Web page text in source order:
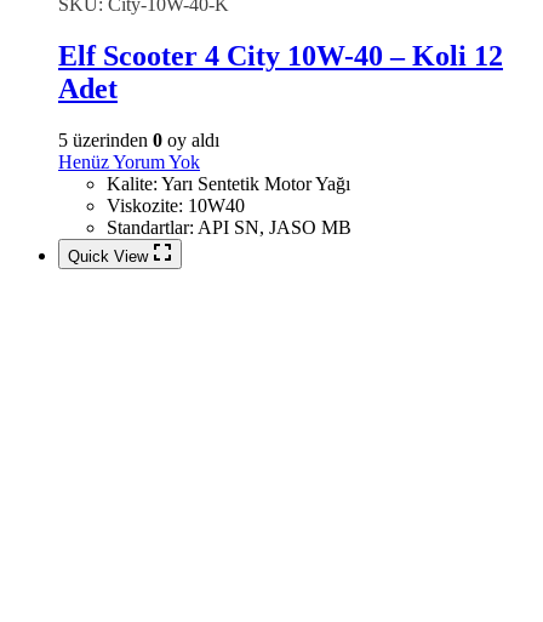
Elf Scooter 4 City 10W-40 – Koli 12
Adet
5 üzerinden 0 oy aldı
Henüz Yorum Yok
Kalite: Yarı Sentetik Motor Yağı
Viskozite: 10W40
Standartlar: API SN, JASO MB
Quick View